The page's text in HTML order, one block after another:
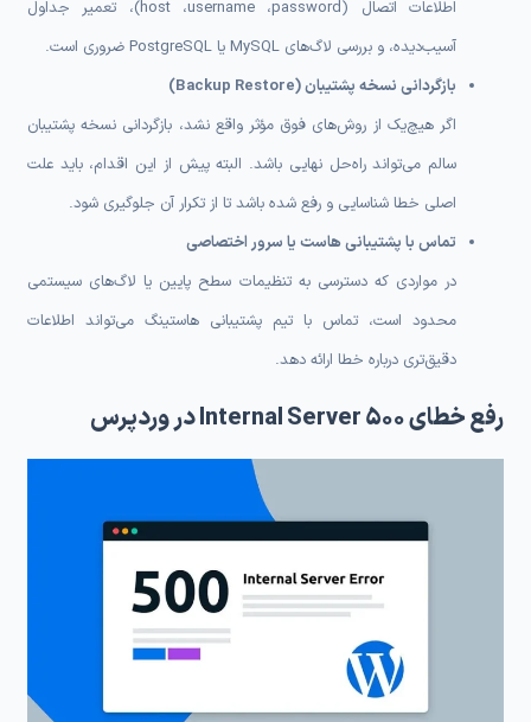
اطلاعات اتصال (host ،username ،password)، تعمیر جداول
آسیب‌دیده، و بررسی لاگ‌های MySQL یا PostgreSQL ضروری است.
بازگردانی نسخه پشتیبان (Backup Restore)
اگر هیچ‌یک از روش‌های فوق مؤثر واقع نشد، بازگردانی نسخه پشتیبان
سالم می‌تواند راه‌حل نهایی باشد. البته پیش از این اقدام، باید علت
اصلی خطا شناسایی و رفع شده باشد تا از تکرار آن جلوگیری شود.
تماس با پشتیبانی هاست یا سرور اختصاصی
در مواردی که دسترسی به تنظیمات سطح پایین یا لاگ‌های سیستمی
محدود است، تماس با تیم پشتیبانی هاستینگ می‌تواند اطلاعات
دقیق‌تری درباره خطا ارائه دهد.
رفع خطای Internal Server 500 در وردپرس